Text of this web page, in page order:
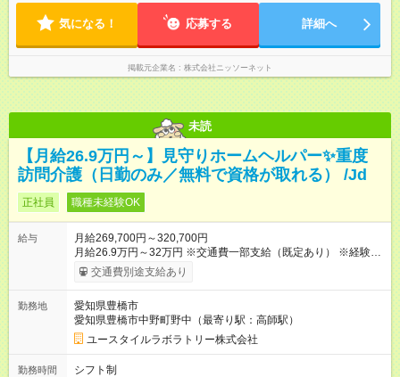
気になる！ 応募する 詳細へ
掲載元企業名 株式会社ニッソーネット
未読
【月給26.9万円～】見守りホームヘルパー✨重度
訪問介護（日勤のみ／無料で資格が取れる） /Jd
正社員 職種未経験OK
給与
月給269,700円～320,700円
月給26.9万円～32万円 ※交通費一部支給（既定あり） ※経験・
能力を考慮して決定します 【入社後のモデル月収（無資格・未
経験入社の場合）】 ［入社］ 無資格・未経験／月収23.1万円
年半］ ジュニアMGR／月収33.6万円 ［入社2年半］ マネー
ジャー／月収40万円以上 ※経験・能力等を考慮。 【試用期間】
試用期間あり 試用期間の長さ：2ヶ月 ※ 雇用形態と給与に、本
採用時と異なる部分があります。 雇用形態：本採用時と同じで
す。 給与：月給 231,700円 ～ 320,700円
交通費別途支給あり
勤務地
愛知県豊橋市
愛知県豊橋市中野町野中（最寄り駅：高師駅）
ユースタイルラボラトリー株式会社
勤務時間
シフト制